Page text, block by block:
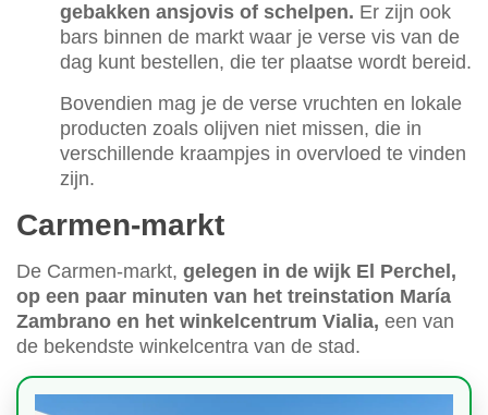
gebakken ansjovis of schelpen. Er zijn ook
bars binnen de markt waar je verse vis van de
dag kunt bestellen, die ter plaatse wordt bereid.
Bovendien mag je de verse vruchten en lokale
producten zoals olijven niet missen, die in
verschillende kraampjes in overvloed te vinden
zijn.
Carmen-markt
De Carmen-markt, gelegen in de wijk El Perchel,
op een paar minuten van het treinstation María
Zambrano en het winkelcentrum Vialia, een van
de bekendste winkelcentra van de stad.